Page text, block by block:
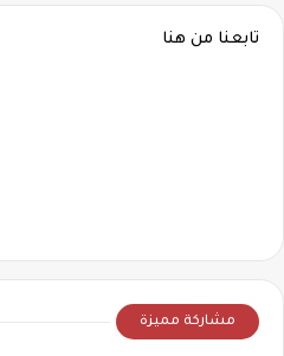
تابعنا من هنا
مشاركة مميزة